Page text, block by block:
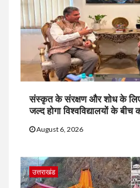
संस्कृत के संरक्षण और शोध के
जल्द होगा विश्वविद्यालयों के बीच
August 6, 2026
उत्तराखंड